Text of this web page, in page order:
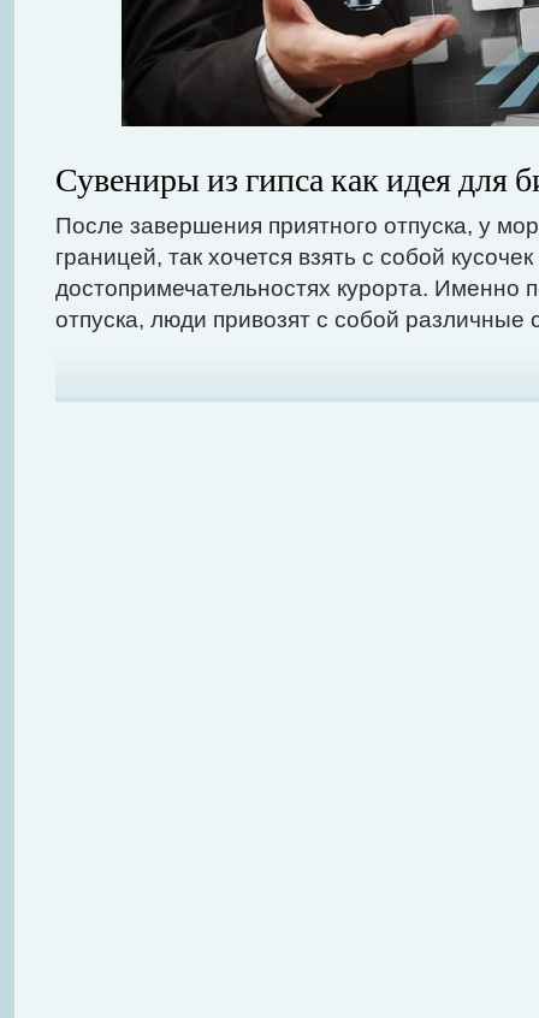
Сувениры из гипса как идея для
После завершения приятного отпуска, у
границей, так хочется взять с собой
достопримечательностях курорта. Именно
отпуска, люди привозят с собой различные